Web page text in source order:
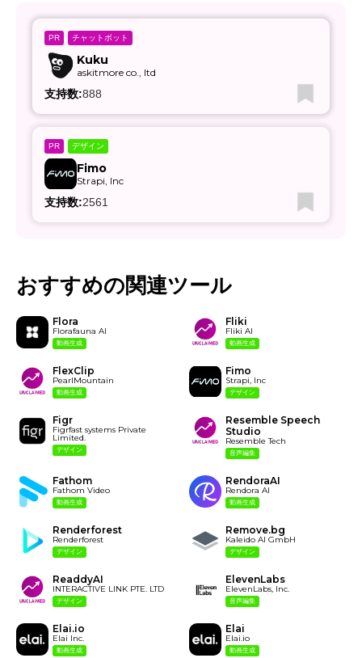
PR チャットボット
Kuku
askitmore co., ltd
支持数:888
PR デザイン
Fimo
Strapi, Inc
支持数:2561
おすすめの関連ツール
Flora
Florafauna AI
動画生成
Fliki
Fliki AI
動画生成
FlexClip
PearlMountain
動画生成
Fimo
Strapi, Inc
デザイン
Figr
Figrfast systems Private
Limited.
デザイン
Resemble Speech
Studio
Resemble Tech
音声編集
Fathom
Fathom Video
動画生成
RendoraAI
Rendora AI
動画生成
Renderforest
Renderforest
デザイン
Remove.bg
Kaleido AI GmbH
デザイン
ReaddyAI
INTERACTIVE LINK PTE. LTD
デザイン
ElevenLabs
ElevenLabs, Inc.
音声編集
Elai.io
Elai Inc.
動画生成
Elai
Elai.io
動画生成